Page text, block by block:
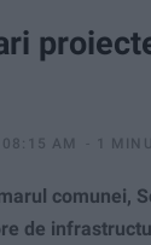
AM 1
comunei,
de